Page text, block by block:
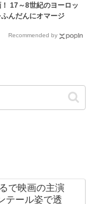
17～8世紀のヨーロッ
んだんにオマージ
リコになるファン続々
Recommended by
で映画の主演
テール姿で透